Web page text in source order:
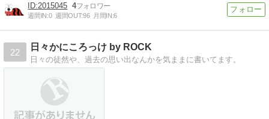
2015045 4
週間IN:0 週間OUT:96 月間IN:6
22
日々かにころっけ by ROCK
日々の徒然や、過去の思い出なんかを気ままに書いてます。